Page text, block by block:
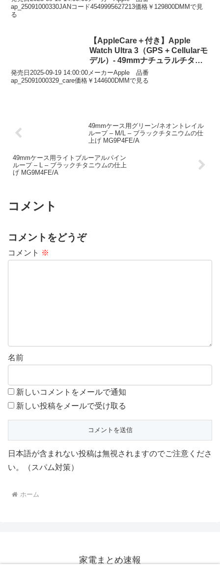
ap_25091000330JANコード4549995627213価格￥129800DMMで見
る
【AppleCare＋付き】Apple
Watch Ultra 3（GPS + Cellularモ
デル）- 49mmナチュラルチタニ
ウムケースとライトブルーアルパ
インループ – S
発売日2025-09-19 14:00:00メーカーApple 品番
ap_25091000329_care価格￥144600DMMで見る
49mmケース用グリーン/ネオントレイル
ループ – M/L – ブラックチタニウムの仕
上げ MG9P4FE/A
49mmケース用ライトブルーアルパイン
ループ – L – ブラックチタニウムの仕上
げ MG9M4FE/A
コメント
コメントをどうぞ
コメント ※
名前
新しいコメントをメールで通知
新しい投稿をメールで受け取る
日本語が含まれない投稿は無視されますのでご注意くださ
い。（スパム対策）
ホーム
家電まとめ速報